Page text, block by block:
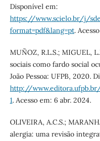
Disponível em:
https://www.scielo.br/j/
format=pdf&lang=pt.
MUÑOZ, R.L.S.; MIGUEL,
sociais como fardo social
João Pessoa: UFPB, 2020.
http://
1. Acesso em: 6 abr. 2024.
OLIVEIRA, A.C.S.;
alergia: uma revisão